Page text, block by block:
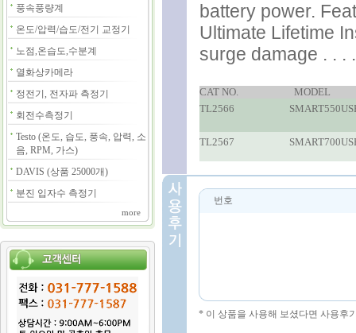
풍속풍량계
온도/압력/습도/전기 교정기
노점,온습도,수분계
열화상카메라
정전기, 전자파 측정기
회전수측정기
Testo (온도, 습도, 풍속, 압력, 소
음, RPM, 가스)
DAVIS (상품 25000개)
분진 입자수 측정기
more
battery power.
Ultimate Lifetime
surge damage . . .
CAT NO.
MODEL
TL2566
TL2567
번호
* 이 상품을 사용해 보셨다면 사용후